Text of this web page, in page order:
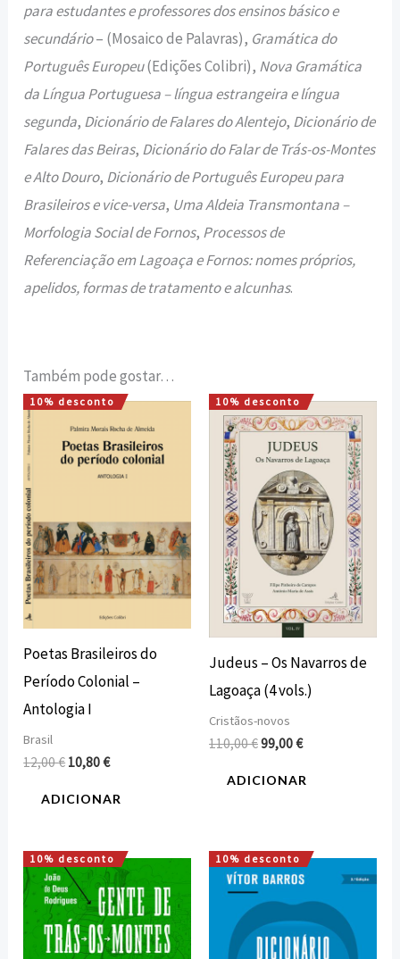
para estudantes e professores dos ensinos básico e
secundário– (Mosaico de Palavras), Gramática do
Português Europeu(Edições Colibri), Nova Gramática
da Língua Portuguesa – língua estrangeira e língua
segunda, Dicionário de Falares do Alentejo, Dicionário de
Falares das Beiras, Dicionário do Falar de Trás-os-Montes
e Alto Douro, Dicionário de Português Europeu para
Brasileiros e vice-versa, Uma Aldeia Transmontana –
Morfologia Social de Fornos, Processos de
Referenciação em Lagoaça e Fornos: nomes próprios,
apelidos, formas de tratamento e alcunhas.
Também pode gostar…
10% desconto
Poetas Brasileiros do
Período Colonial –
Antologia I
Brasil
12,00€
O
preço
original
era:
12,00 €.
10,80€
O
preço
atual
é:
10,80 €.
ADICIONAR
10% desconto
Judeus – Os Navarros de
Lagoaça (4 vols.)
Cristãos-novos
110,00€
O
preço
original
era:
110,00 €.
99,00€
O
preço
atual
é:
99,00 €.
ADICIONAR
10% desconto
O
preço
original
era:
15,00 €.
O
preço
atual
é:
13,50 €.
10% desconto
O
preço
original
16,00 €.
O
preço
atual
é:
14,40 €.